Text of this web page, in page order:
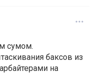
сумом.
баксов из
на